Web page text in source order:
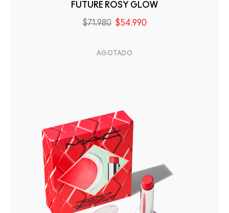
FUTURE ROSY GLOW
$71.980 $54.990
AGOTADO